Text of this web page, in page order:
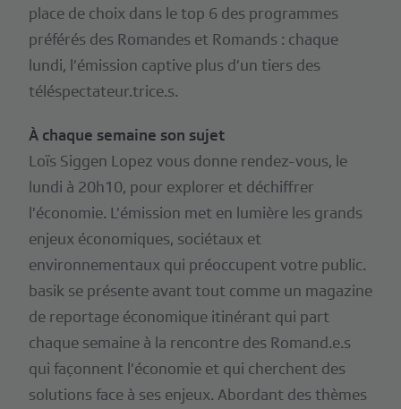
place de choix dans le top 6 des programmes
préférés des Romandes et Romands : chaque
lundi, l’émission captive plus d’un tiers des
téléspectateur.trice.s.
À chaque semaine son sujet
Loïs Siggen Lopez vous donne rendez-vous, le
lundi à 20h10, pour explorer et déchiffrer
l’économie. L’émission met en lumière les grands
enjeux économiques, sociétaux et
environnementaux qui préoccupent votre public.
basik se présente avant tout comme un magazine
de reportage économique itinérant qui part
chaque semaine à la rencontre des Romand.e.s
qui façonnent l’économie et qui cherchent des
solutions face à ses enjeux. Abordant des thèmes